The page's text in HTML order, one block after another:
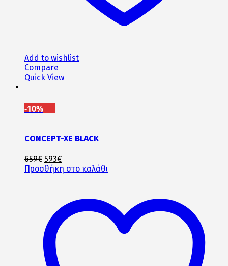
Add to wishlist
Compare
Quick View
-10%
CONCEPT-XE BLACK
659€ Original
price
593€Η
τρέχουσα
593€.
Προσθήκη στο καλάθι